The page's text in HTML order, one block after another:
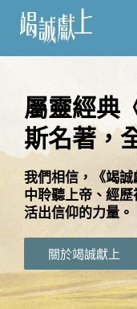
屬靈經典
斯名著，
我們相信，《竭
中聆聽上帝、經
活出信仰的力量。
關於竭誠獻上